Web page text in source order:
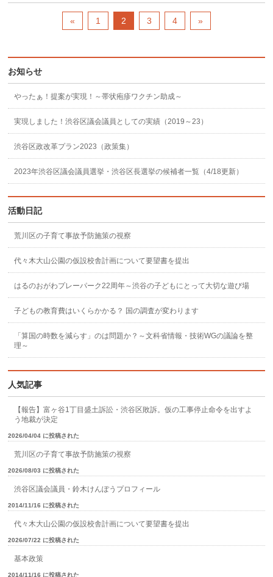
« 1 2 3 4 »
お知らせ
やったぁ！提案が実現！～帯状疱疹ワクチン助成～
実現しました！渋谷区議会議員としての実績（2019～23）
渋谷区政改革プラン2023（政策集）
2023年渋谷区議会議員選挙・渋谷区長選挙の候補者一覧（4/18更新）
活動日記
荒川区の子育て事故予防施策の視察
代々木大山公園の仮設校舎計画について要望書を提出
はるのおがわプレーパーク22周年～渋谷の子どもにとって大切な遊び場
子どもの教育費はいくらかかる？ 国の調査が変わります
「算国の時数を減らす」のは問題か？～文科省情報・技術WGの議論を整
理～
人気記事
【報告】富ヶ谷1丁目盛土訴訟・渋谷区敗訴。仮の工事停止命令を出すよ
う地裁が決定
2026/04/04 に投稿された
荒川区の子育て事故予防施策の視察
2026/08/03 に投稿された
渋谷区議会議員・鈴木けんぽうプロフィール
2014/11/16 に投稿された
代々木大山公園の仮設校舎計画について要望書を提出
2026/07/22 に投稿された
基本政策
2014/11/16 に投稿された